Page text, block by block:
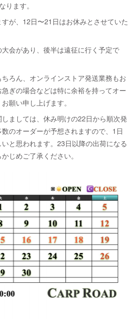
ります。
が、12日〜21日はお休みとさせていた
会があり、後半は遠征に行く予定で
ろん、オンラインストア発送業務もお
ぎの場合などは特に余裕を持ってオー
願い申し上げます。
ましては、休み明けの22日から順次発
のオーダーが予想されますので、1日
と思われます。23日以降の出荷になる
じめご了承ください。